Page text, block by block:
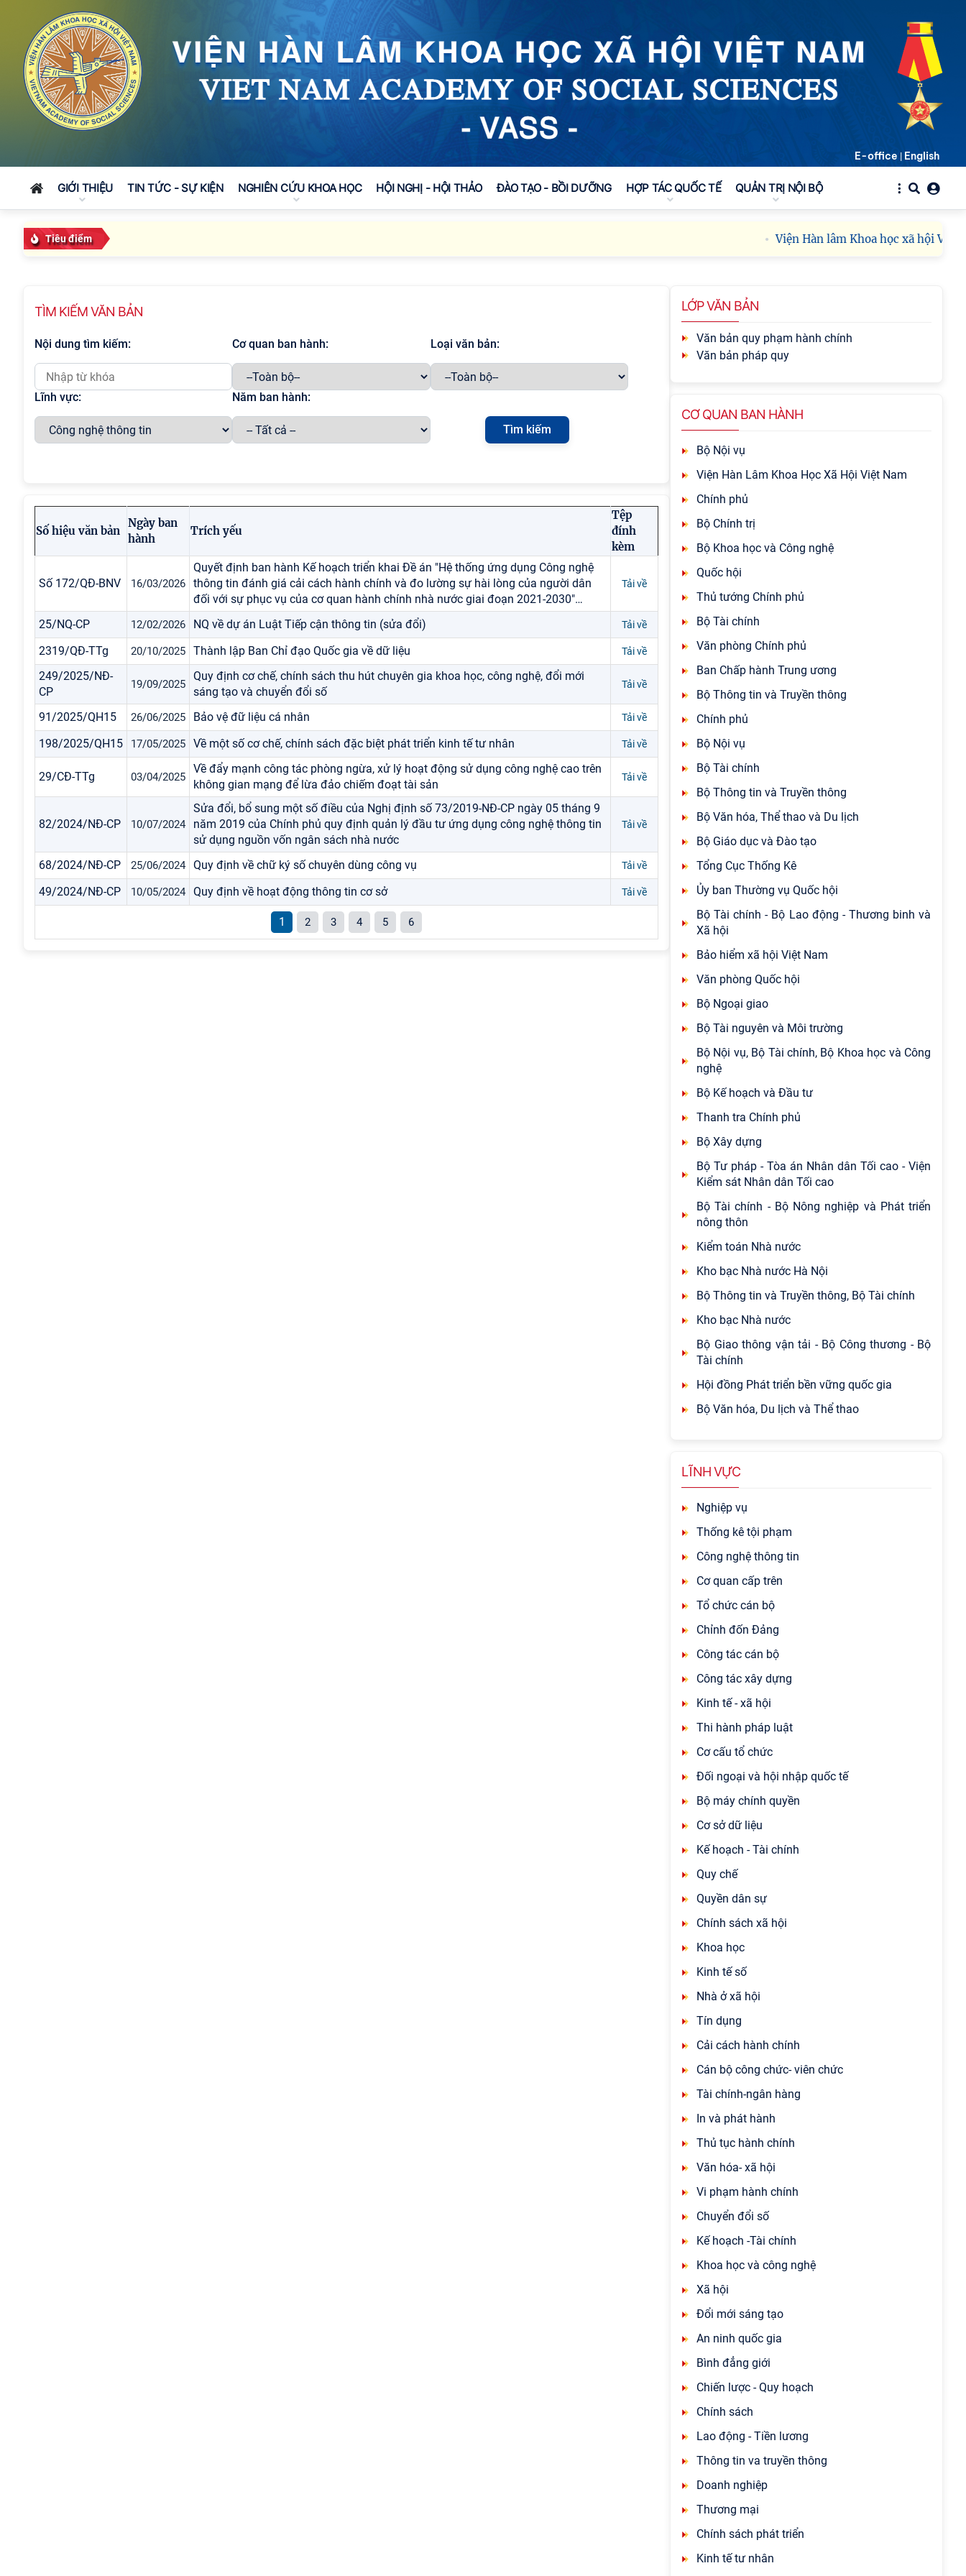
E-office | English
GIỚI THIỆU TIN TỨC - SỰ KIỆN NGHIÊN CỨU KHOA HỌC HỘI NGHỊ - HỘI THẢO ĐÀO TẠO - BỒI DƯỠNG HỢP TÁC QUỐC TẾ QUẢN TRỊ NỘI BỘ
Tiêu điểm Viện Hàn lâm Khoa học xã hội Việt
TÌM KIẾM VĂN BẢN
Nội dung tìm kiếm: Cơ quan ban hành: Loại văn bản:
Lĩnh vực: Năm ban hành:
Số hiệu văn bản
Ngày ban
hành
Trích yếu
Tệp
đính
kèm
Số 172/QĐ-BNV 16/03/2026
Quyết định ban hành Kế hoạch triển khai Đề án "Hệ thống ứng dụng Công nghệ
thông tin đánh giá cải cách hành chính và đo lường sự hài lòng của người dân
đối với sự phục vụ của cơ quan hành chính nhà nước giai đoạn 2021-2030"…
Tải về
25/NQ-CP 12/02/2026 NQ về dự án Luật Tiếp cận thông tin (sửa đổi) Tải về
2319/QĐ-TTg 20/10/2025 Thành lập Ban Chỉ đạo Quốc gia về dữ liệu Tải về
249/2025/NĐ-
CP
19/09/2025
Quy định cơ chế, chính sách thu hút chuyên gia khoa học, công nghệ, đổi mới
sáng tạo và chuyển đổi số
Tải về
91/2025/QH15 26/06/2025 Bảo vệ đữ liệu cá nhân Tải về
198/2025/QH15 17/05/2025 Về một số cơ chế, chính sách đặc biệt phát triển kinh tế tư nhân Tải về
29/CĐ-TTg 03/04/2025
Về đẩy mạnh công tác phòng ngừa, xử lý hoạt động sử dụng công nghệ cao trên
không gian mạng để lừa đảo chiếm đoạt tài sản
Tải về
82/2024/NĐ-CP 10/07/2024
Sửa đổi, bổ sung một số điều của Nghị định số 73/2019-NĐ-CP ngày 05 tháng 9
năm 2019 của Chính phủ quy định quản lý đầu tư ứng dụng công nghệ thông tin
sử dụng nguồn vốn ngân sách nhà nước
Tải về
68/2024/NĐ-CP 25/06/2024 Quy định về chữ ký số chuyên dùng công vụ Tải về
49/2024/NĐ-CP 10/05/2024 Quy định về hoạt động thông tin cơ sở Tải về
1 2 3 4 5 6
LỚP VĂN BẢN
Văn bản quy phạm hành chính
Văn bản pháp quy
CƠ QUAN BAN HÀNH
Bộ Nội vụ
Viện Hàn Lâm Khoa Học Xã Hội Việt Nam
Chính phủ
Bộ Chính trị
Bộ Khoa học và Công nghệ
Quốc hội
Thủ tướng Chính phủ
Bộ Tài chính
Văn phòng Chính phủ
Ban Chấp hành Trung ương
Bộ Thông tin và Truyền thông
Chính phủ
Bộ Nội vụ
Bộ Tài chính
Bộ Thông tin và Truyền thông
Bộ Văn hóa, Thể thao và Du lịch
Bộ Giáo dục và Đào tạo
Tổng Cục Thống Kê
Ủy ban Thường vụ Quốc hội
Bộ Tài chính - Bộ Lao động - Thương binh và
Xã hội
Bảo hiểm xã hội Việt Nam
Văn phòng Quốc hội
Bộ Ngoại giao
Bộ Tài nguyên và Môi trường
Bộ Nội vụ, Bộ Tài chính, Bộ Khoa học và Công
nghệ
Bộ Kế hoạch và Đầu tư
Thanh tra Chính phủ
Bộ Xây dựng
Bộ Tư pháp - Tòa án Nhân dân Tối cao - Viện
Kiểm sát Nhân dân Tối cao
Bộ Tài chính - Bộ Nông nghiệp và Phát triển
nông thôn
Kiểm toán Nhà nước
Kho bạc Nhà nước Hà Nội
Bộ Thông tin và Truyền thông, Bộ Tài chính
Kho bạc Nhà nước
Bộ Giao thông vận tải - Bộ Công thương - Bộ
Tài chính
Hội đồng Phát triển bền vững quốc gia
Bộ Văn hóa, Du lịch và Thể thao
LĨNH VỰC
Nghiệp vụ
Thống kê tội phạm
Công nghệ thông tin
Cơ quan cấp trên
Tổ chức cán bộ
Chỉnh đốn Đảng
Công tác cán bộ
Công tác xây dựng
Kinh tế - xã hội
Thi hành pháp luật
Cơ cấu tổ chức
Đối ngoại và hội nhập quốc tế
Bộ máy chính quyền
Cơ sở dữ liệu
Kế hoạch - Tài chính
Quy chế
Quyền dân sự
Chính sách xã hội
Khoa học
Kinh tế số
Nhà ở xã hội
Tín dụng
Cải cách hành chính
Cán bộ công chức- viên chức
Tài chính-ngân hàng
In và phát hành
Thủ tục hành chính
Văn hóa- xã hội
Vi phạm hành chính
Chuyển đổi số
Kế hoạch -Tài chính
Khoa học và công nghệ
Xã hội
Đổi mới sáng tạo
An ninh quốc gia
Bình đẳng giới
Chiến lược - Quy hoạch
Chính sách
Lao động - Tiền lương
Thông tin va truyền thông
Doanh nghiệp
Thương mại
Chính sách phát triển
Kinh tế tư nhân